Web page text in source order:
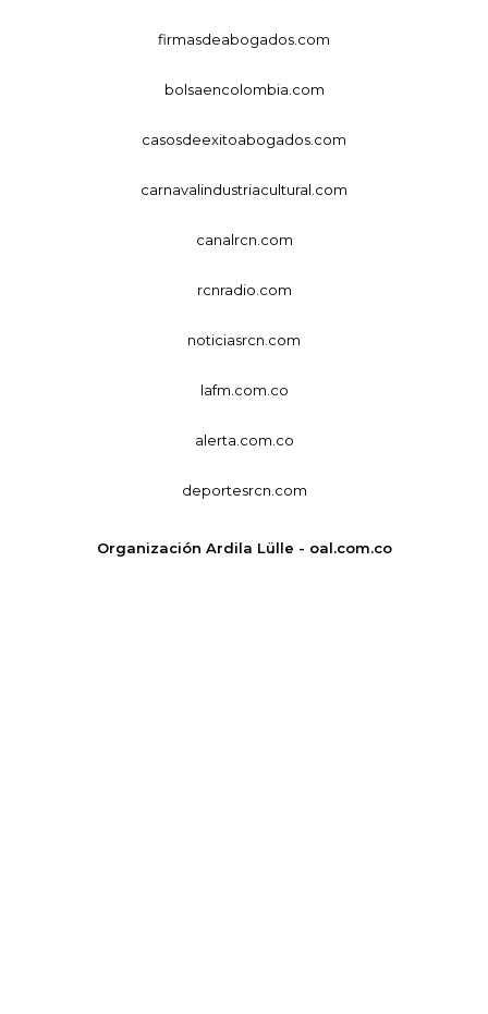
firmasdeabogados.com
bolsaencolombia.com
casosdeexitoabogados.com
carnavalindustriacultural.com
canalrcn.com
rcnradio.com
noticiasrcn.com
lafm.com.co
alerta.com.co
deportesrcn.com
Organización Ardila Lülle - oal.com.co